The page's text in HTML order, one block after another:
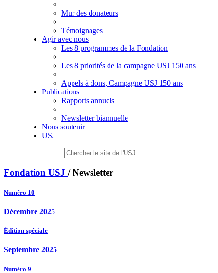
Mur des donateurs
Témoignages
Agir avec nous
Les 8 programmes de la Fondation
Les 8 priorités de la campagne USJ 150 ans
Appels à dons, Campagne USJ 150 ans
Publications
Rapports annuels
Newsletter biannuelle
Nous soutenir
USJ
Fondation USJ / Newsletter
Numéro 10
Décembre 2025
Édition spéciale
Septembre 2025
Numéro 9